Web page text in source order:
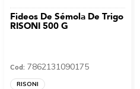
Fideos De Sémola De Trigo
RISONI 500 G
Cod: 7862131090175
RISONI